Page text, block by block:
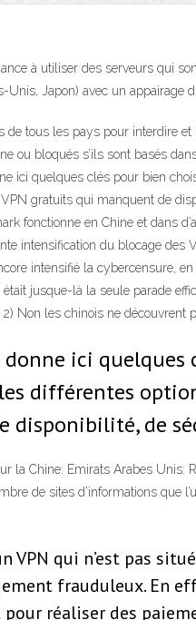
à utiliser des serveurs qui
Unis, Japon) avec un
de tous les pays pour interdire
ou bloqués s’ils sont basés
ici quelques clés pour bien
gratuits qui manquent de
fonctionne en Chine et dans
intensification du blocage
intensifié la cybercensure,
jusque-là la seule parade
2) Non les chinois ne
ici quelques
différentes
disponibilité, de
la Chine: Emirats Arabes
de sites d’informations que
VPN qui n’est pas
frauduleux. En
réaliser des